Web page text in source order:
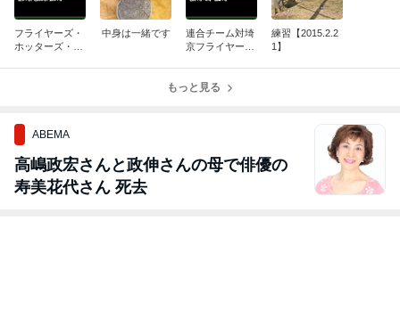
フライヤーズ・
ホッターズ・G
中身は一緒です
連合チーム対埼
京フライヤーズ
練習【2015.2.2
1】
もっと見る
ABEMA
高嶋政宏さんと政伸さんの母で俳優の
寿美花代さん 死去